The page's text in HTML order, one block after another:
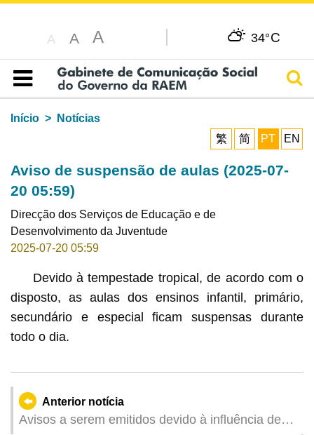
A A A 34°C
Índice
Início
Notícias
繁
简 PT EN
Aviso de suspensão de aulas (2025-07-
20 05:59)
Direcção dos Serviços de Educação e de
Desenvolvimento da Juventude
2025-07-20 05:59
Devido à tempestade tropical, de acordo com o
disposto, as aulas dos ensinos infantil, primário,
secundário e especial ficam suspensas durante
todo o dia.
Anterior notícia
Avisos a serem emitidos devido à influência de